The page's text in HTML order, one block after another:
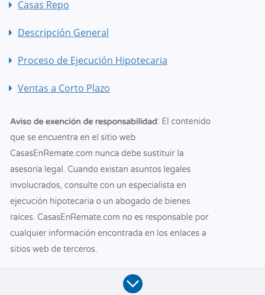
Casas Repo
Descripción General
Proceso de Ejecución Hipotecaria
Ventas a Corto Plazo